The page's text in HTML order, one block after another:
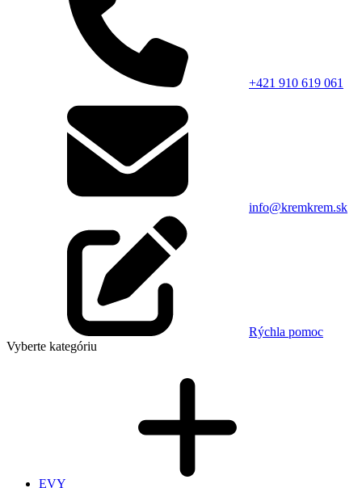
+421 910 619 061
info@kremkrem.sk
Rýchla pomoc
Vyberte kategóriu
EVY